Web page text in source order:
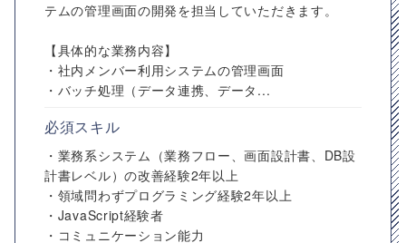
テムの管理画面の開発を担当していただきます。
【具体的な業務内容】
・社内メンバー利用システムの管理画面
・バッチ処理（データ連携、データ...
必須スキル
・業務系システム（業務フロー、画面設計書、DB設
計書レベル）の改善経験2年以上
・領域問わずプログラミング経験2年以上
・JavaScript経験者
・コミュニケーション能力